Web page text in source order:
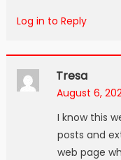
Log in to Reply
Tresa
August 6,
I know this
posts and
web page